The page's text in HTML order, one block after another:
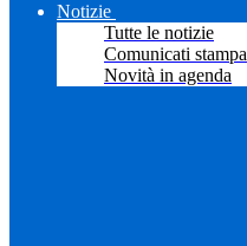
Notizie
Tutte le notizie
Comunicati stampa
Novità in agenda